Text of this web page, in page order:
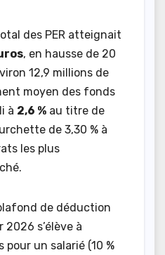
des PER atteignait
, en hausse de 20
12,9 millions de
moyen des fonds
à 2,6 % au titre de
de 3,30 % à
les plus
de déduction
s’élève à
pour un salarié (10 %